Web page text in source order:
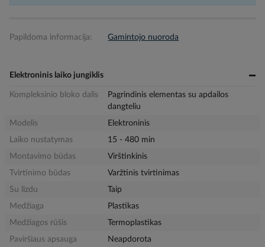
Papildoma informacija: Gamintojo nuoroda
Elektroninis laiko jungiklis
Kompleksinio bloko dalis
Pagrindinis elementas su apdailos
dangteliu
Modelis
Elektroninis
Laiko nustatymas
15 - 480 min
Montavimo būdas
Virštinkinis
Tvirtinimo būdas
Varžtinis tvirtinimas
Su lizdu
Taip
Medžiaga
Plastikas
Medžiagos rūšis
Termoplastikas
Paviršiaus apsauga
Neapdorota